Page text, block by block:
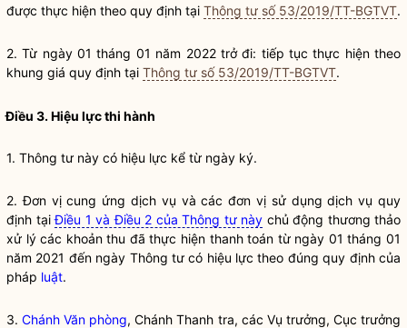
được thực hiện theo quy định tại Thông tư số 53/2019/TT-BGTVT.
2. Từ ngày 01 tháng 01 năm 2022 trở đi: tiếp tục thực hiện theo
khung giá quy định tại Thông tư số 53/2019/TT-BGTVT.
Điều 3. Hiệu lực thi hành
1. Thông tư này có hiệu lực kể từ ngày ký.
2. Đơn vị cung ứng dịch vụ và các đơn vị sử dụngdịch vụ quy
định tạiĐiều 1 và Điều 2 của Thông tư này chủ động thương thảo
xử lý các khoản thu đã thực hiện thanh toán từ ngày 01 tháng 01
năm 2021 đến ngày Thông tư có hiệu lực theo đúng quy định của
pháp luật.
3.Chánh Văn phòng, Chánh Thanh tra, các Vụ trưởng, Cục trưởng